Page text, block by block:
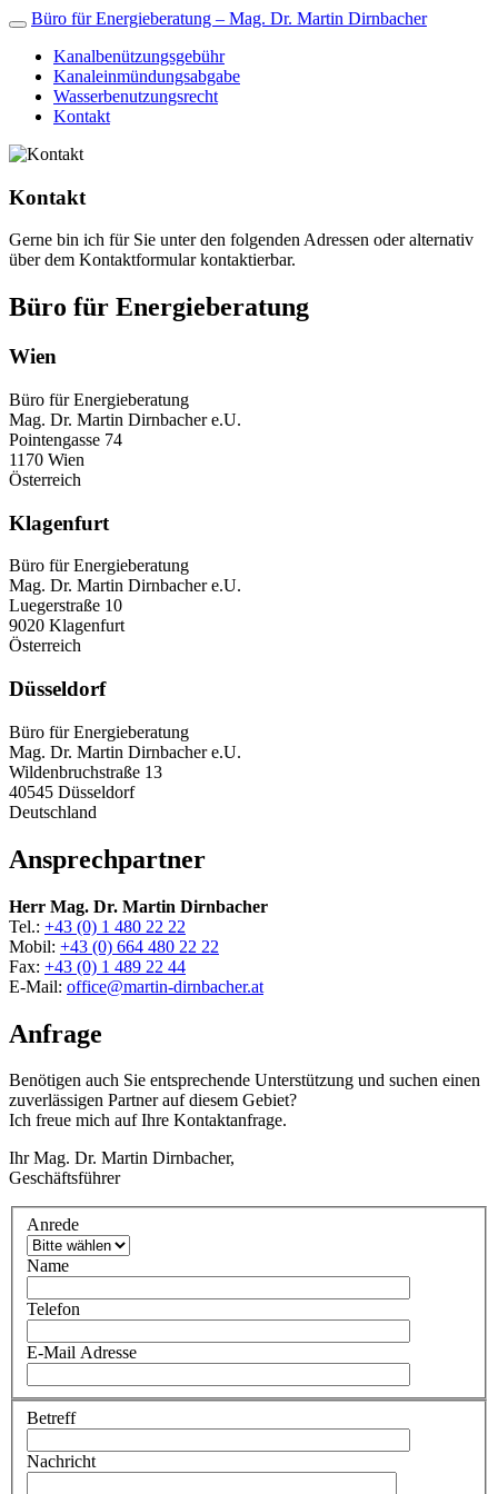
Büro für Energieberatung – Mag. Dr. Martin Dirnbacher
Kanalbenützungsgebühr
Kanaleinmündungsabgabe
Wasserbenutzungsrecht
Kontakt
Kontakt
Gerne bin ich für Sie unter den folgenden Adressen oder alternativ
über dem Kontaktformular kontaktierbar.
Büro für Energieberatung
Wien
Büro für Energieberatung
Mag. Dr. Martin Dirnbacher e.U.
Pointengasse 74
1170 Wien
Österreich
Klagenfurt
Büro für Energieberatung
Mag. Dr. Martin Dirnbacher e.U.
Luegerstraße 10
9020 Klagenfurt
Österreich
Düsseldorf
Büro für Energieberatung
Mag. Dr. Martin Dirnbacher e.U.
Wildenbruchstraße 13
40545 Düsseldorf
Deutschland
Ansprechpartner
Herr Mag. Dr. Martin Dirnbacher
Tel.: +43 (0) 1 480 22 22
Mobil: +43 (0) 664 480 22 22
Fax: +43 (0) 1 489 22 44
E-Mail: office@martin-dirnbacher.at
Anfrage
Benötigen auch Sie entsprechende Unterstützung und suchen einen
zuverlässigen Partner auf diesem Gebiet?
Ich freue mich auf Ihre Kontaktanfrage.
Ihr Mag. Dr. Martin Dirnbacher,
Geschäftsführer
Anrede
Name
Telefon
E-Mail Adresse
Betreff
Nachricht